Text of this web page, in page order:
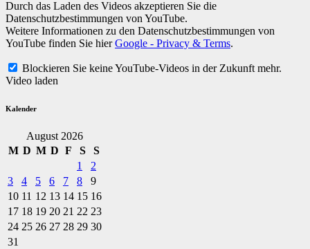
Durch das Laden des Videos akzeptieren Sie die
Datenschutzbestimmungen von YouTube.
Weitere Informationen zu den Datenschutzbestimmungen von
YouTube finden Sie hierGoogle - Privacy & Terms.
Blockieren Sie keine YouTube-Videos in der Zukunft mehr.
Video laden
Kalender
August 2026
M D M D F S
S
1
2
3
4 5 6 7 8
9
10 11 12 13 14 15 16
17 18 19 20 21 22 23
24 25 26 27 28 29 30
31